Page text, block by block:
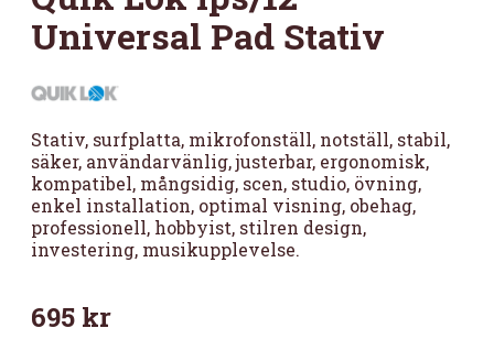
Universal Pad Stativ
Stativ, surfplatta, mikrofonställ, notställ, stabil,
säker, användarvänlig, justerbar, ergonomisk,
kompatibel, mångsidig, scen, studio, övning,
enkel installation, optimal visning, obehag,
professionell, hobbyist, stilren design,
investering, musikupplevelse.
695 kr